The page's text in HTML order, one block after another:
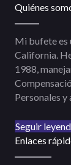
Quiénes
Mi bufete es
California.
1988,
Personales y
Seguir
Enlaces